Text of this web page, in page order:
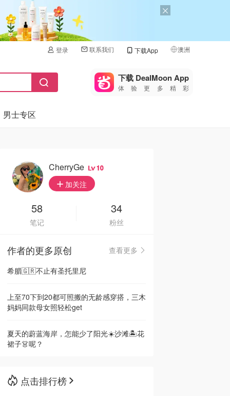
登录 联系我们 下载App 澳洲
🇺🇸
🇨🇳 中国
🇦🇺
🇳🇿新西兰
下载 DealMoon App
体验更多精彩
男士专区
CherryGe 10
加关注
58
笔记
34
粉丝
作者的更多原创
查看更多
希腊🇬🇷不止有圣托里尼
上至70下到20都可照搬的无龄感穿搭，三木
妈妈同款母女照轻松get
夏天的蔚蓝海岸，怎能少了阳光☀️沙滩🏝️花
裙子👗呢？
点击排行榜